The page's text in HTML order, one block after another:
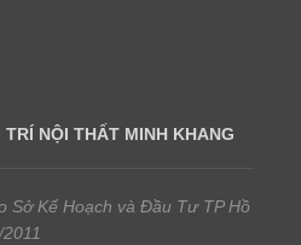
NỘI THẤT MINH KHANG
Sở Kế Hoạch và Đầu Tư TP Hồ